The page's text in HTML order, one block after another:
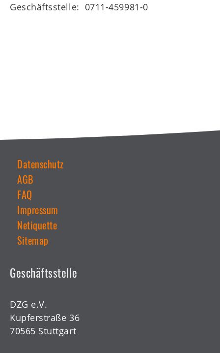
Geschäftsstelle: 0711-459981-0
Weiterführende
Links
Datenschutz
AGB
FAQ
Impressum
Netiquette
Sitemap
Geschäftsstelle
DZG e.V.
Kupferstraße 36
70565 Stuttgart